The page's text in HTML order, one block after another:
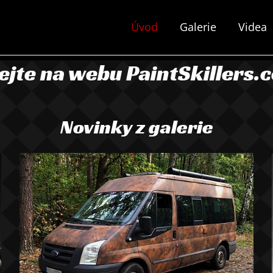
Úvod Galerie Videa
na webu
Novinky z galerie